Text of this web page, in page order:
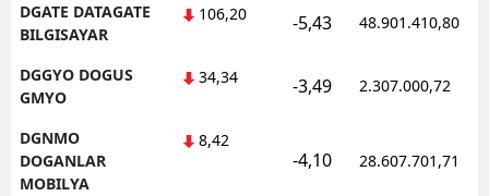
DGATE DATAGATE
BILGISAYAR
106,20 -5,43 48.901.410,80
DGGYO DOGUS
GMYO
34,34 -3,49 2.307.000,72
DGNMO
DOGANLAR
MOBILYA
8,42
-4,10 28.607.701,71